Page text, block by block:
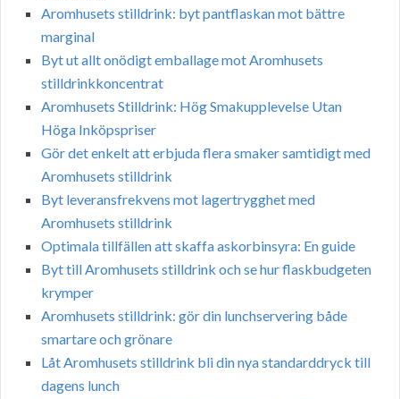
Aromhusets stilldrink: byt pantflaskan mot bättre
marginal
Byt ut allt onödigt emballage mot Aromhusets
stilldrinkkoncentrat
Aromhusets Stilldrink: Hög Smakupplevelse Utan
Höga Inköpspriser
Gör det enkelt att erbjuda flera smaker samtidigt med
Aromhusets stilldrink
Byt leveransfrekvens mot lagertrygghet med
Aromhusets stilldrink
Optimala tillfällen att skaffa askorbinsyra: En guide
Byt till Aromhusets stilldrink och se hur flaskbudgeten
krymper
Aromhusets stilldrink: gör din lunchservering både
smartare och grönare
Låt Aromhusets stilldrink bli din nya standarddryck till
dagens lunch